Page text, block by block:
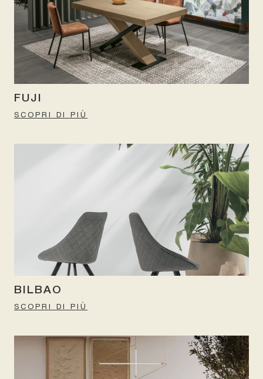
FUJI
SCOPRI DI PIÙ
BILBAO
SCOPRI DI PIÙ